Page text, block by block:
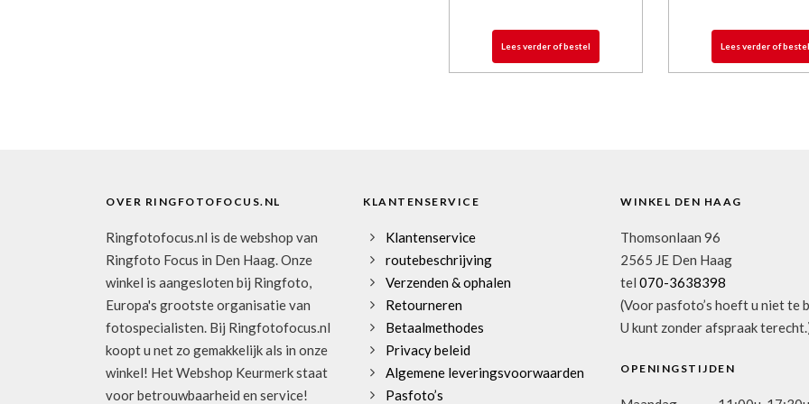
Lees verder of bestel Lees verder of bestel
OVER RINGFOTOFOCUS.NL
Ringfotofocus.nl is de webshop van
Ringfoto Focus in Den Haag. Onze
winkel is aangesloten bij Ringfoto,
Europa's grootste organisatie van
fotospecialisten. Bij Ringfotofocus.nl
koopt u net zo gemakkelijk als in onze
winkel! Het Webshop Keurmerk staat
voor betrouwbaarheid en service!
KLANTENSERVICE
Klantenservice
routebeschrijving
Verzenden & ophalen
Retourneren
Betaalmethodes
Privacy beleid
Algemene leveringsvoorwaarden
Pasfoto’s
WINKEL DEN HAAG
Thomsonlaan 96
2565 JE Den Haag
tel 070-3638398
(Voor pasfoto’s hoeft u niet te
U kunt zonder afspraak
OPENINGSTIJDEN